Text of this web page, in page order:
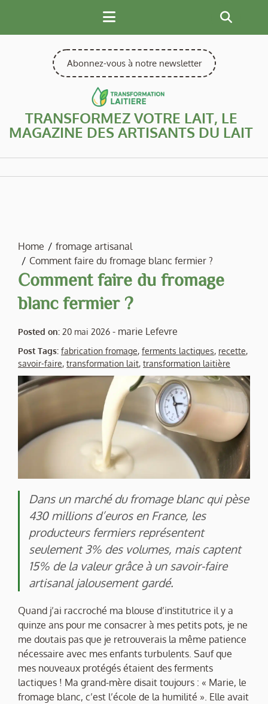
content
Abonnez-vous à notre newsletter
TRANSFORMEZ VOTRE LAIT, LE
MAGAZINE DES ARTISANTS DU LAIT
Home
fromage artisanal
Comment faire du fromage blanc fermier ?
Comment faire du fromage
blanc fermier ?
Posted on: 20 mai 2026 - marie Lefevre
Post Tags: fabrication fromage, ferments lactiques, recette,
savoir-faire, transformation lait, transformation laitière
Dans un marché du fromage blanc qui pèse
430 millions d’euros en France, les
producteurs fermiers représentent
seulement 3% des volumes, mais captent
15% de la valeur grâce à un savoir-faire
artisanal jalousement gardé.
Quand j’ai raccroché ma blouse d’institutrice il y a
quinze ans pour me consacrer à mes petits pots, je ne
me doutais pas que je retrouverais la même patience
nécessaire avec mes enfants turbulents. Sauf que
mes nouveaux protégés étaient des ferments
lactiques ! Ma grand-mère disait toujours : « Marie, le
fromage blanc, c’est l’école de la humilité ». Elle avait